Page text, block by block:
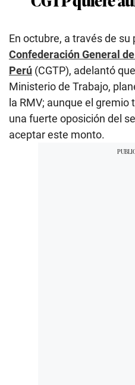
En octubre, a través de su
Confederación General
Perú (CGTP), adelantó
Ministerio de Trabajo,
la RMV; aunque el
una fuerte oposición del
aceptar este monto.